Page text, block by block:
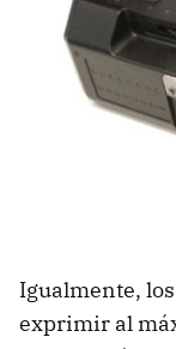
Igualmente,
exprimir al